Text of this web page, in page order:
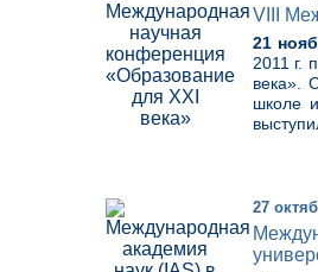
VIII
21
2011 г.
века».
школе
27